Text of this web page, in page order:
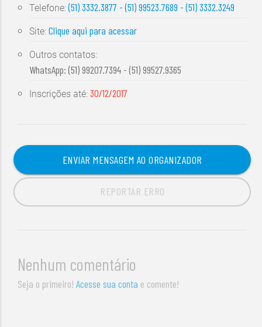
Telefone:(51) 3332.3877 - (51) 99523.7689 - (51) 3332.3249
Site:Clique aqui para acessar
Outros contatos:
WhatsApp: (51) 99207.7394 - (51) 99527.9365
Inscrições até:30/12/2017
ENVIAR MENSAGEM AO ORGANIZADOR
REPORTAR ERRO
Nenhum comentário
Seja o primeiro!Acesse sua conta e comente!